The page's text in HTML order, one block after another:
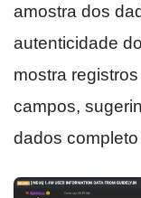
amostra dos
autenticidade
mostra
campos,
dados